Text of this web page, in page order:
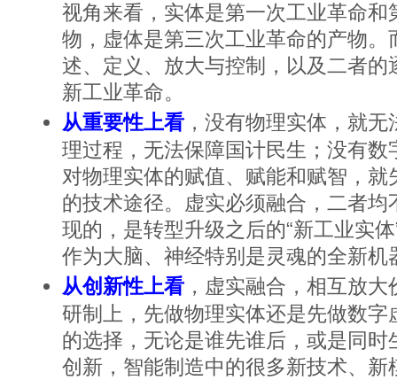
视角来看，实体是第一次工业革命和
物，虚体是第三次工业革命的产物。
述、定义、放大与控制，以及二者的
新工业革命。
从重要性上看 ，没有物理实体，就
理过程，无法保障国计民生；没有数
对物理实体的赋值、赋能和赋智，就
的技术途径。虚实必须融合，二者均
现的，是转型升级之后的“新工业实
作为大脑、神经特别是灵魂的全新机
从创新性上看 ，虚实融合，相互放
研制上，先做物理实体还是先做数字
的选择，无论是谁先谁后，或是同时
创新，智能制造中的很多新技术、新